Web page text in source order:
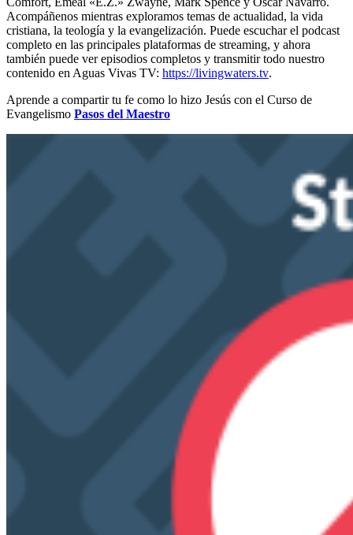
Acompáñenos mientras exploramos temas de actualidad, la vida
cristiana, la teología y la evangelización. Puede escuchar el podcast
completo en las principales plataformas de streaming, y ahora
también puede ver episodios completos y transmitir todo nuestro
contenido en Aguas Vivas TV: https://livingwaters.tv.
Aprende a compartir tu fe como lo hizo Jesús con el Curso de
Evangelismo Pasos del Maestro